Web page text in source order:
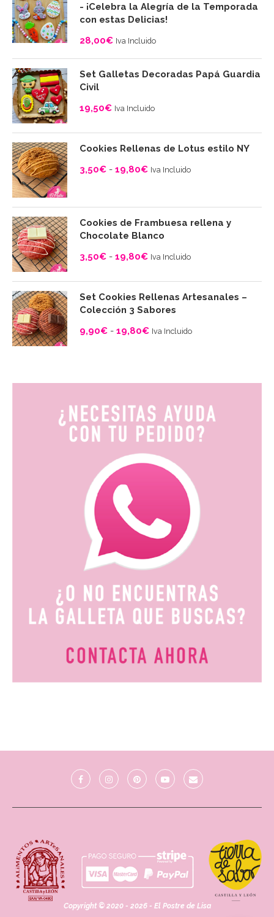
- ¡Celebra la Alegría de la Temporada
con estas Delicias!
28,00€ Iva Incluido
Set Galletas Decoradas Papá Guardia
Civil
19,50€ Iva Incluido
Cookies Rellenas de Lotus estilo NY
3,50€ - 19,80€
Rango
de
precios:
desde
3,50€
hasta
Iva Incluido
Cookies de Frambuesa rellena y
Chocolate Blanco
3,50€ - 19,80€
Rango
precios:
desde
3,50€
hasta
Iva Incluido
Set Cookies Rellenas Artesanales –
Colección 3 Sabores
9,90€ - 19,80€
Rango
Iva Incluido
Copyright © 2020 - 2026 - El Postre de Lisa